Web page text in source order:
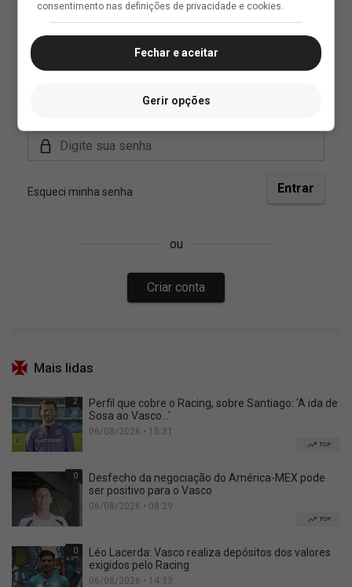
Mais lidas
2
Perfil que cobre o Racing, sobre Santiago: 'A ida de
Sosa ao Vasco...'
06/08/2026 • 15:31
TOP
0
Desfecho da negociação do América-MEX pode
ser positivo para o Vasco
06/08/2026 • 08:29
TOP
0
Léo Lacerda: Vasco realiza depósitos dos valores
exigidos pelo Racing
06/08/2026 • 14:33
consentimento nas definições de privacidade e cookies.
Fechar e aceitar
Gerir opções